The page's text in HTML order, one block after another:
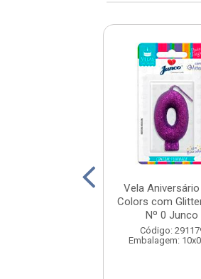
Vela Aniversário
Colors com
Nº 0 Junco
Código:
Embalagem: